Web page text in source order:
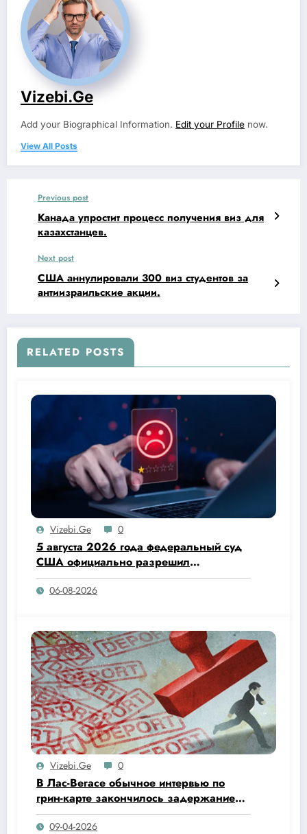
Vizebi.ge
Add your Biographical Information. Edit your Profile now.
View All Posts
Previous post
Канада упростит процесс получения виз для
казахстанцев.
Next post
США аннулировали 300 виз студентов за
антиизраильские акции.
RELATED POSTS
Vizebi.ge 0
5 августа 2026 года федеральный суд
США официально разрешил
администрации Дональда Трампа
прекратить действие программы
06-08-2026
Vizebi.ge 0
В Лас-Вегасе обычное интервью по
грин-карте закончилось задержанием
и депортацией.
09-04-2026